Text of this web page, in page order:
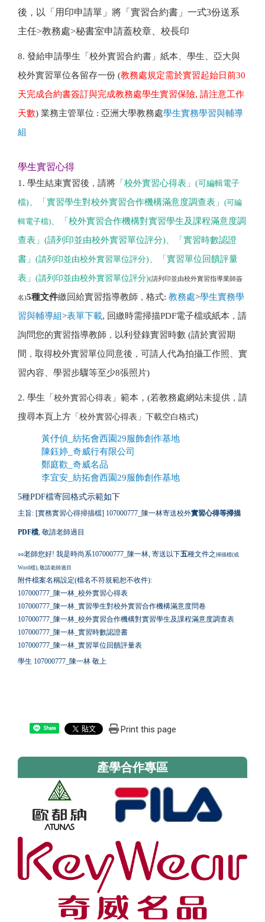
後 ， 以「用印申請單」將「實習合約書」一式3份送系
主任>教務處>秘書室申請蓋校章、校長印
8. 發給申請學生「校外實習合約書」紙本、學生、亞大與
校外實習單位各留存一份 (教務處規定需於實習起始日前30
天完成合約書簽訂與完成教務處學生實習保險, 請注意工作
天數) 業務主管單位 : 亞洲大學教務處學生實務學習與輔導
組
學生實習心得
1. 學生結束實習後 ， 請將 「校外實習心得表」 (可編輯電子
檔) 、「實習學生對校外實習合作機構滿意度調查表」 (可編
輯電子檔)
「校外實習合作機構對實習學生及課程滿意度調
查表」 (請列印並由校外實習單位評分)
「實習時數認證
書 」 (請列印並由校外實習單位評分)
「實習單位回饋評量
表 」 (請列印並由校外實習單位評分)(請列印並由校外實習指導業師簽
名)5種文件繳回給實習指導教師 ， 格式: 教務處>學生實務學
習與輔導組>表單下載, 回繳時需掃描PDF電子檔或紙本 ， 請
詢問您的實習指導教師 ， 以利登錄實習時數 (請於實習期
間 ， 取得校外實習單位同意後 ， 可請人代為拍攝工作照、實
習內容、 學習步驟等至少8張照片)
2. 學生「 校外實習心得表 」範本，(若教務處網站未提供 ， 請
搜尋本頁上方 「校外實習心得表 」下載空白格式)
黃伃偵_紡拓會西園29服飾創作基地
陳鈺婷_奇威行有限公司
鄭庭歡_奇威名品
李宜安_紡拓會西園29服飾創作基地
5種PDF檔寄回格式示範如下
主旨: [實務實習心得掃描檔] 107000777_陳一林寄送校外實習心得等掃描
PDF檔, 敬請老師過目
○○老師您好! 我是時尚系107000777_陳一林, 寄送以下五種文件之 掃描檔(或
Word檔), 敬請老師過目
附件檔案名稱設定(檔名不符規範恕不收件):
107000777_陳一林_校外實習心得表
107000777_陳一林_實習學生對校外實習合作機構滿意度問卷
107000777_陳一林_校外實習合作機構對實習學生及課程滿意度調查表
107000777_陳一林_實習時數認證書
107000777_陳一林_實習單位回饋評量表
學生 107000777_陳一林 敬上
Share Print this page
產學合作專區